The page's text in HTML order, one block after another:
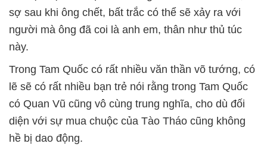
sợ sau khi ông chết, bất trắc có thể sẽ xảy ra với
người mà ông đã coi là anh em, thân như thủ túc
này.
Trong Tam Quốc có rất nhiều văn thần võ tướng, có
lẽ sẽ có rất nhiều bạn trẻ nói rằng trong Tam Quốc
có Quan Vũ cũng vô cùng trung nghĩa, cho dù đối
diện với sự mua chuộc của Tào Tháo cũng không
hề bị dao động.